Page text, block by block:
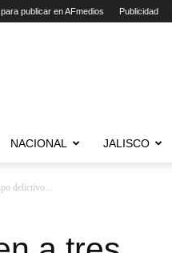
publicar en AFmedios Publicidad
NACIONAL JALISCO
delictivo...